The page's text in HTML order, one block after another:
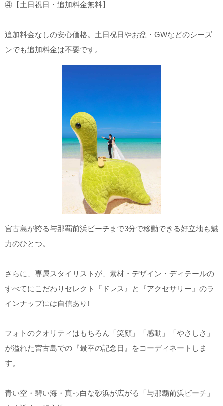
④【土日祝日・追加料金無料】
追加料金なしの安心価格。土日祝日やお盆・GWなどのシーズ
ンでも追加料金は不要です。
宮古島が誇る与那覇前浜ビーチまで3分で移動できる好立地も魅
力のひとつ。
さらに、専属スタイリストが、素材・デザイン・ディテールの
すべてにこだわりセレクト『ドレス』と『アクセサリー』のラ
インナップには自信あり !
フォトのクオリティはもちろん「笑顔」「感動」「やさしさ」
が溢れた宮古島での『最幸の記念日』をコーディネートしま
す。
青い空・碧い海・真っ白な砂浜が広がる「与那覇前浜ビーチ」